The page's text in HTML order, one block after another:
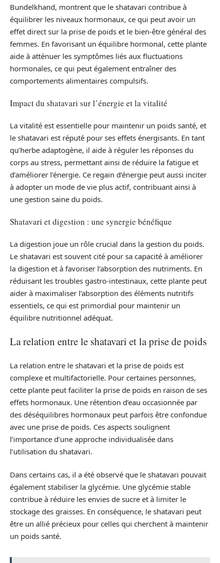
Bundelkhand, montrent que le shatavari contribue à
équilibrer les niveaux hormonaux, ce qui peut avoir un
effet direct sur la prise de poids et le bien-être général des
femmes. En favorisant un équilibre hormonal, cette plante
aide à atténuer les symptômes liés aux fluctuations
hormonales, ce qui peut également entraîner des
comportements alimentaires compulsifs.
Impact du shatavari sur l’énergie et la vitalité
La vitalité est essentielle pour maintenir un poids santé, et
le shatavari est réputé pour ses effets énergisants. En tant
qu’herbe adaptogène, il aide à réguler les réponses du
corps au stress, permettant ainsi de réduire la fatigue et
d’améliorer l’énergie. Ce regain d’énergie peut aussi inciter
à adopter un mode de vie plus actif, contribuant ainsi à
une gestion saine du poids.
Shatavari et digestion : une synergie bénéfique
La digestion joue un rôle crucial dans la gestion du poids.
Le shatavari est souvent cité pour sa capacité à améliorer
la digestion et à favoriser l’absorption des nutriments. En
réduisant les troubles gastro-intestinaux, cette plante peut
aider à maximaliser l’absorption des éléments nutritifs
essentiels, ce qui est primordial pour maintenir un
équilibre nutritionnel adéquat.
La relation entre le shatavari et la prise de poids
La relation entre le shatavari et la prise de poids est
complexe et multifactorielle. Pour certaines personnes,
cette plante peut faciliter la prise de poids en raison de ses
effets hormonaux. Une rétention d’eau occasionnée par
des déséquilibres hormonaux peut parfois être confondue
avec une prise de poids. Ces aspects soulignent
l’importance d’une approche individualisée dans
l’utilisation du shatavari.
Dans certains cas, il a été observé que le shatavari pouvait
également stabiliser la glycémie. Une glycémie stable
contribue à réduire les envies de sucre et à limiter le
stockage des graisses. En conséquence, le shatavari peut
être un allié précieux pour celles qui cherchent à maintenir
un poids santé.